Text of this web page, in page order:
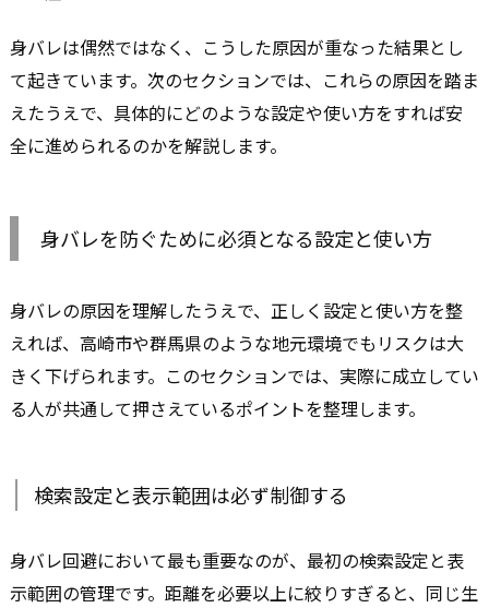
身バレは偶然ではなく、こうした原因が重なった結果とし
て起きています。次のセクションでは、これらの原因を踏ま
えたうえで、具体的にどのような設定や使い方をすれば安
全に進められるのかを解説します。
身バレを防ぐために必須となる設定と使い方
身バレの原因を理解したうえで、正しく設定と使い方を整
えれば、高崎市や群馬県のような地元環境でもリスクは大
きく下げられます。このセクションでは、実際に成立してい
る人が共通して押さえているポイントを整理します。
検索設定と表示範囲は必ず制御する
身バレ回避において最も重要なのが、最初の検索設定と表
示範囲の管理です。距離を必要以上に絞りすぎると、同じ生